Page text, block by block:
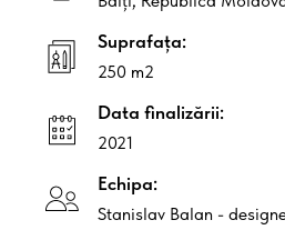
Data finalizării:
2021
Suprafața:
250 m2
Echipa:
Stanislav Balan -